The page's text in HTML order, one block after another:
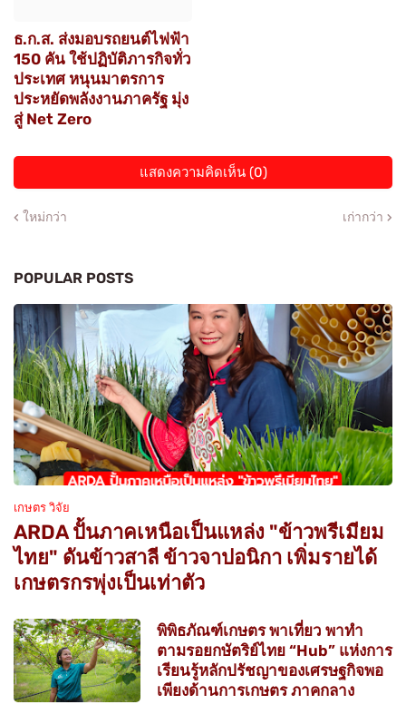
ธ.ก.ส. ส่งมอบรถยนต์ไฟฟ้า
150 คัน ใช้ปฏิบัติภารกิจทั่ว
ประเทศ หนุนมาตรการ
ประหยัดพลังงานภาครัฐ มุ่ง
สู่ Net Zero
แสดงความคิดเห็น (0)
ใหม่กว่า เก่ากว่า
POPULAR POSTS
เกษตร วิจัย
ARDA ปั้นภาคเหนือเป็นแหล่ง "ข้าวพรีเมียม
ไทย" ดันข้าวสาลี ข้าวจาปอนิกา เพิ่มรายได้
เกษตรกรพุ่งเป็นเท่าตัว
พิพิธภัณฑ์เกษตร พาเที่ยว พาทำ
ตามรอยกษัตริย์ไทย “Hub” แห่งการ
เรียนรู้หลักปรัชญาของเศรษฐกิจพอ
เพียงด้านการเกษตร ภาคกลาง